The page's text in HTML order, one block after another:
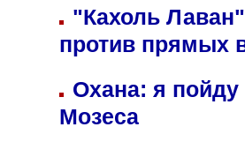
"Кахоль
против прямых
Охана: я пойду
Мозеса